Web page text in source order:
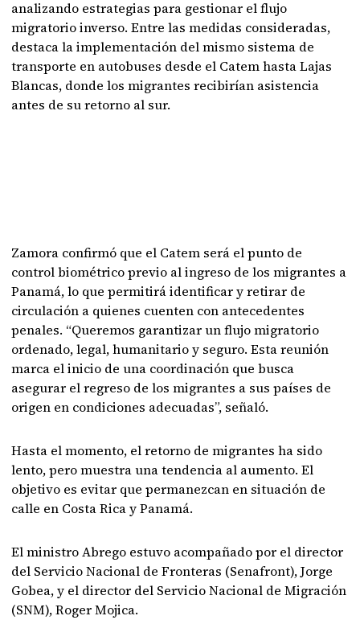
analizando estrategias para gestionar el flujo
migratorio inverso. Entre las medidas consideradas,
destaca la implementación del mismo sistema de
transporte en autobuses desde el Catem hasta Lajas
Blancas, donde los migrantes recibirían asistencia
antes de su retorno al sur.
Zamora confirmó que el Catem será el punto de
control biométrico previo al ingreso de los migrantes a
Panamá, lo que permitirá identificar y retirar de
circulación a quienes cuenten con antecedentes
penales. “Queremos garantizar un flujo migratorio
ordenado, legal, humanitario y seguro. Esta reunión
marca el inicio de una coordinación que busca
asegurar el regreso de los migrantes a sus países de
origen en condiciones adecuadas”, señaló.
Hasta el momento, el retorno de migrantes ha sido
lento, pero muestra una tendencia al aumento. El
objetivo es evitar que permanezcan en situación de
calle en Costa Rica y Panamá.
El ministro Abrego estuvo acompañado por el director
del Servicio Nacional de Fronteras (Senafront), Jorge
Gobea, y el director del Servicio Nacional de Migración
(SNM), Roger Mojica.